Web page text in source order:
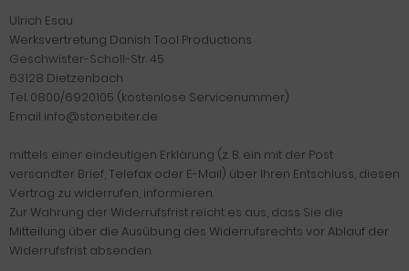
Ulrich Esau
Werksvertretung Danish Tool Productions
Geschwister-Scholl-Str. 45
63128 Dietzenbach
Tel. 0800/6920105 (kostenlose Servicenummer)
Email info@stonebiter.de
mittels einer eindeutigen Erklärung (z. B. ein mit der Post
versandter Brief, Telefax oder E-Mail) über Ihren Entschluss, diesen
Vertrag zu widerrufen, informieren.
Zur Wahrung der Widerrufsfrist reicht es aus, dass Sie die
Mitteilung über die Ausübung des Widerrufsrechts vor Ablauf der
Widerrufsfrist absenden.